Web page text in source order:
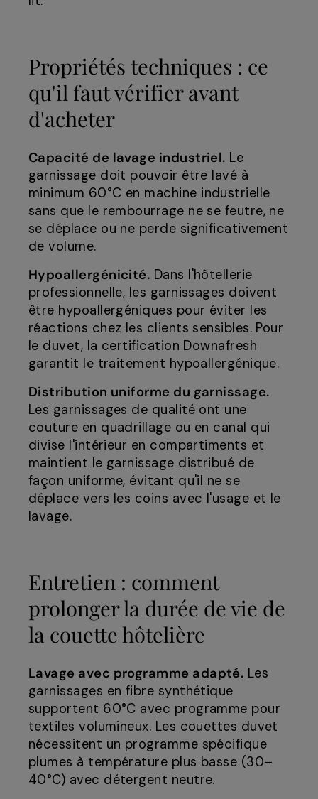
Propriétés techniques : ce
qu'il faut vérifier avant
d'acheter
Capacité de lavage industriel. Le
garnissage doit pouvoir être lavé à
minimum 60°C en machine industrielle
sans que le rembourrage ne se feutre, ne
se déplace ou ne perde significativement
de volume.
Hypoallergénicité. Dans l'hôtellerie
professionnelle, les garnissages doivent
être hypoallergéniques pour éviter les
réactions chez les clients sensibles. Pour
le duvet, la certification Downafresh
garantit le traitement hypoallergénique.
Distribution uniforme du garnissage.
Les garnissages de qualité ont une
couture en quadrillage ou en canal qui
divise l'intérieur en compartiments et
maintient le garnissage distribué de
façon uniforme, évitant qu'il ne se
déplace vers les coins avec l'usage et le
lavage.
Entretien : comment
prolonger la durée de vie de
la couette hôtelière
Lavage avec programme adapté. Les
garnissages en fibre synthétique
supportent 60°C avec programme pour
textiles volumineux. Les couettes duvet
nécessitent un programme spécifique
plumes à température plus basse (30–
40°C) avec détergent neutre.